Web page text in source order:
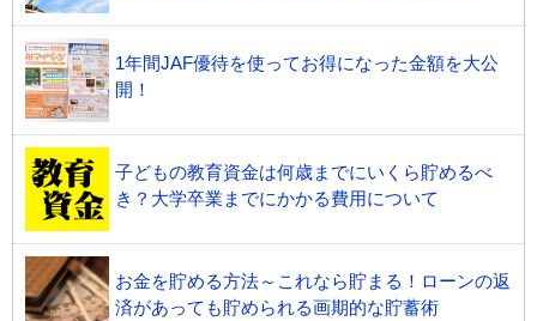
1年間JAF優待を使ってお得になった金額を大公
開！
子どもの教育資金は何歳までにいくら貯めるべ
き？大学卒業までにかかる費用について
お金を貯める方法～これなら貯まる！ローンの返
済があっても貯められる画期的な貯蓄術